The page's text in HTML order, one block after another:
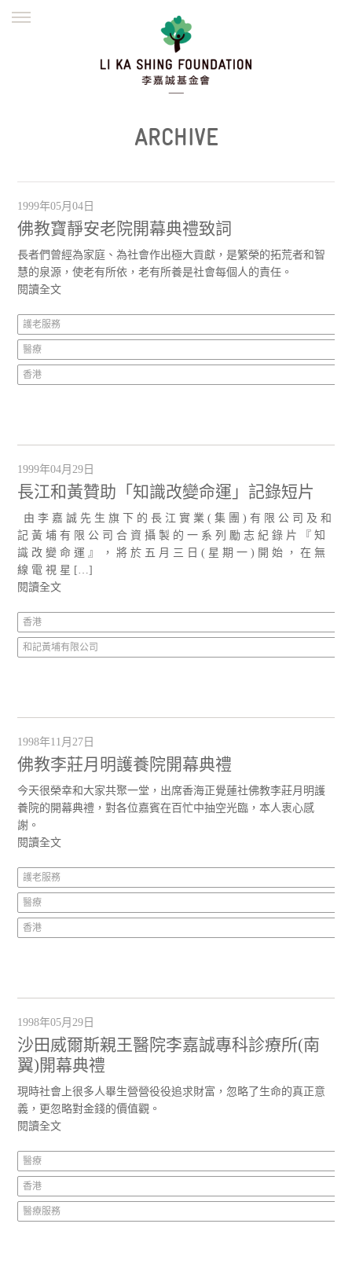
繁體
ARCHIVE
1999年05月04日
佛教寶靜安老院開幕典禮致詞
長者們曾經為家庭、為社會作出極大貢獻，是繁榮的拓荒者和智
慧的泉源，使老有所依，老有所養是社會每個人的責任。
閱讀全文
護老服務
醫療
香港
1999年04月29日
長江和黃贊助「知識改變命運」記錄短片
由 李 嘉 誠 先 生 旗 下 的 長 江 實 業 ( 集 團 ) 有 限 公 司 及 和
記 黃 埔 有 限 公 司 合 資 攝 製 的 一 系 列 勵 志 紀 錄 片 『 知
識 改 變 命 運 』 ， 將 於 五 月 三 日 ( 星 期 一 ) 開 始 ， 在 無
線 電 視 星 […]
閱讀全文
香港
和記黃埔有限公司
1998年11月27日
佛教李莊月明護養院開幕典禮
今天很榮幸和大家共聚一堂，出席香海正覺蓮社佛教李莊月明護
養院的開幕典禮，對各位嘉賓在百忙中抽空光臨，本人衷心感
謝。
閱讀全文
護老服務
醫療
香港
1998年05月29日
沙田威爾斯親王醫院李嘉誠專科診療所(南
翼)開幕典禮
現時社會上很多人畢生營營役役追求財富，忽略了生命的真正意
義，更忽略對金錢的價值觀。
閱讀全文
醫療
香港
醫療服務